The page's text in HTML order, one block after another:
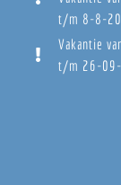
t/m 8-8-
Vakantie
t/m 26-